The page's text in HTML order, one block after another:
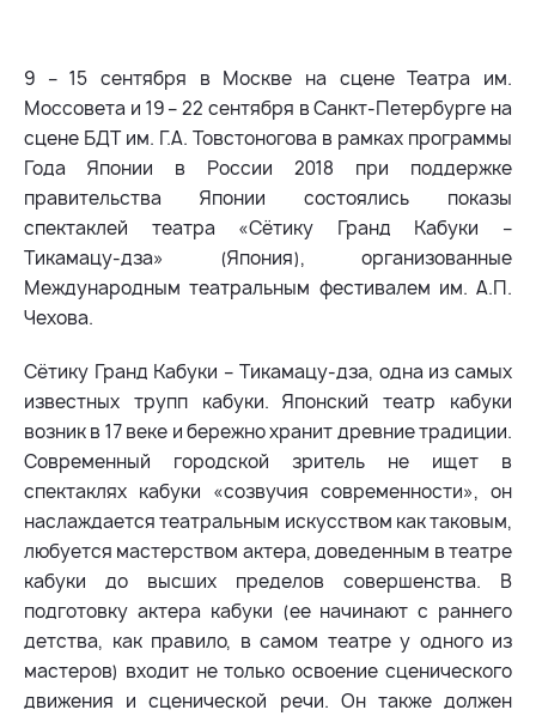
9 – 15 сентября в Москве на сцене Театра им.
Моссовета и 19 – 22 сентября в Санкт-Петербурге на
сцене БДТ им. Г.А. Товстоногова в рамках программы
Года Японии в России 2018 при поддержке
правительства Японии состоялись показы
спектаклей театра «Сётику Гранд Кабуки –
Тикамацу-дза» (Япония), организованные
Международным театральным фестивалем им. А.П.
Чехова.
Сётику Гранд Кабуки – Тикамацу-дза, одна из самых
известных трупп кабуки. Японский театр кабуки
возник в 17 веке и бережно хранит древние традиции.
Современный городской зритель не ищет в
спектаклях кабуки «созвучия современности», он
наслаждается театральным искусством как таковым,
любуется мастерством актера, доведенным в театре
кабуки до высших пределов совершенства. В
подготовку актера кабуки (ее начинают с раннего
детства, как правило, в самом театре у одного из
мастеров) входит не только освоение сценического
движения и сценической речи. Он также должен